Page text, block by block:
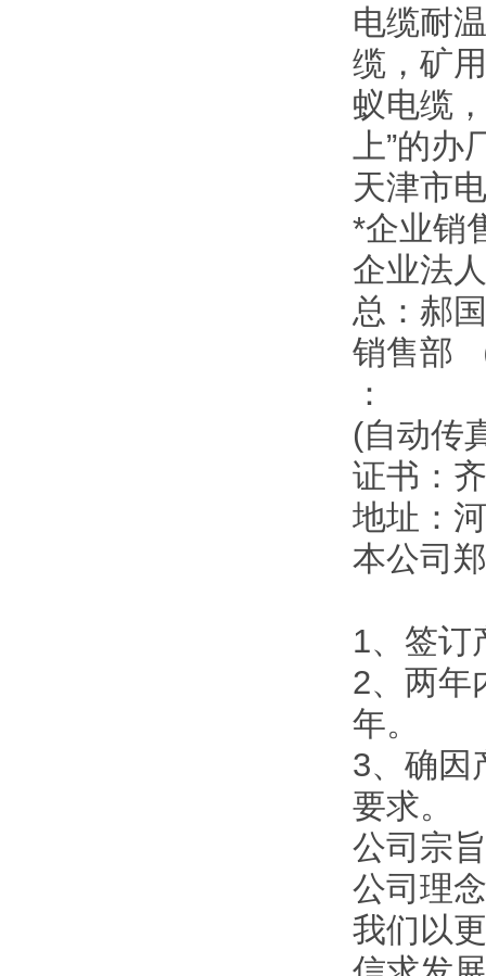
电缆耐
缆，矿
蚁电缆
上”的
天津市
*企业销
企业法
总：郝
销售部
：
(自动传
证书：
地址：
本公司
1、签订
2、两年
年。
3、确因
要求。
公司宗
公司理
我们以